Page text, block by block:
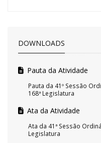
DOWNLOADS
Pauta da Atividade
Pauta da 41º Sessão
168ª Legislatura
Ata da Atividade
Ata da 41ª Sessão
Legislatura